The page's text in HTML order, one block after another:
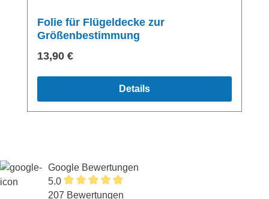
Folie für Flügeldecke zur
Größenbestimmung
Regulärer Preis:
13,90 €
Details
Google Bewertungen
5.0
207 Bewertungen